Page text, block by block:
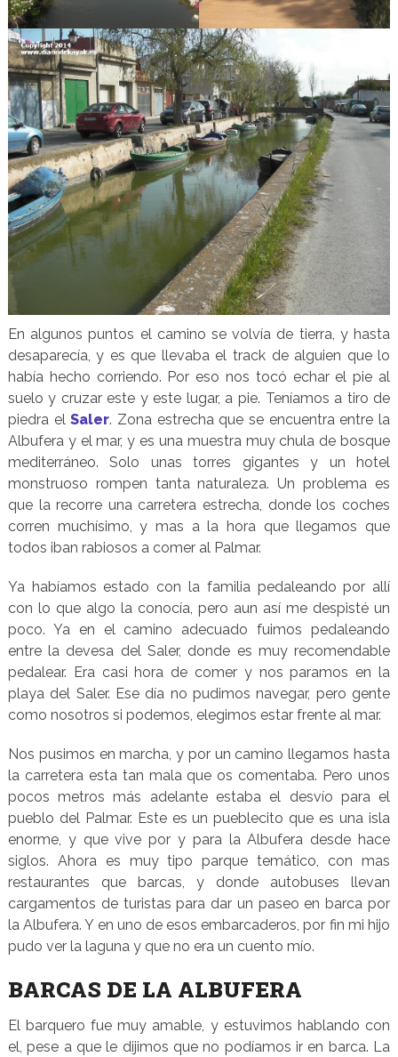
En algunos puntos el camino se volvía de tierra, y hasta
desaparecía, y es que llevaba el track de alguien que lo
había hecho corriendo. Por eso nos tocó echar el pie al
suelo y cruzar este y este lugar, a pie. Teníamos a tiro de
piedra elSaler. Zona estrecha que se encuentra entre la
Albufera y el mar, y es una muestra muy chula de bosque
mediterráneo. Solo unas torres gigantes y un hotel
monstruoso rompen tanta naturaleza. Un problema es
que la recorre una carretera estrecha, donde los coches
corren muchísimo, y mas a la hora que llegamos que
todos iban rabiosos a comer al Palmar.
Ya habíamos estado con la familia pedaleando por allí
con lo que algo la conocía, pero aun así me despisté un
poco. Ya en el camino adecuado fuimos pedaleando
entre la devesa del Saler, donde es muy recomendable
pedalear. Era casi hora de comer y nos paramos en la
playa del Saler. Ese día no pudimos navegar, pero gente
como nosotros si podemos, elegimos estar frente al mar.
Nos pusimos en marcha, y por un camino llegamos hasta
la carretera esta tan mala que os comentaba. Pero unos
pocos metros más adelante estaba el desvío para el
pueblo del Palmar. Este es un pueblecito que es una isla
enorme, y que vive por y para la Albufera desde hace
siglos. Ahora es muy tipo parque temático, con mas
restaurantes que barcas, y donde autobuses llevan
cargamentos de turistas para dar un paseo en barca por
la Albufera. Y en uno de esos embarcaderos, por fin mi hijo
pudo ver la laguna y que no era un cuento mío.
BARCAS DE LA ALBUFERA
El barquero fue muy amable, y estuvimos hablando con
el, pese a que le dijimos que no podíamos ir en barca. La